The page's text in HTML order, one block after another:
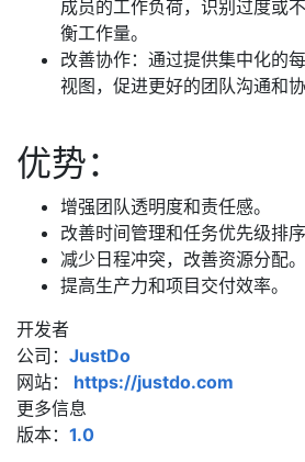
成员的工作负荷，识别过度或
衡工作量。
改善协作：通过提供集中化的
视图，促进更好的团队沟通和协
优势：
增强团队透明度和责任感。
改善时间管理和任务优先级排序
减少日程冲突，改善资源分配。
提高生产力和项目交付效率。
开发者
公司： JustDo
网站：
https://justdo.com
更多信息
版本： 1.0